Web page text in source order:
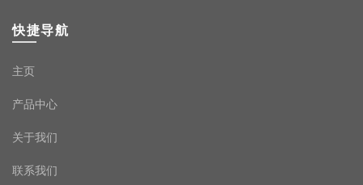
快捷导航
主页
产品中心
关于我们
联系我们